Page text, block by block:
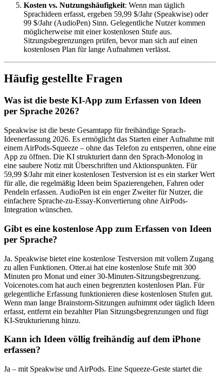
Kosten vs. Nutzungshäufigkeit: Wenn man täglich
Sprachideen erfasst, ergeben 59,99 $/Jahr (Speakwise) oder
99 $/Jahr (AudioPen) Sinn. Gelegentliche Nutzer kommen
möglicherweise mit einer kostenlosen Stufe aus.
Sitzungsbegrenzungen prüfen, bevor man sich auf einen
kostenlosen Plan für lange Aufnahmen verlässt.
Häufig gestellte Fragen
Was ist die beste KI-App zum Erfassen von Ideen
per Sprache 2026?
Speakwise ist die beste Gesamtapp für freihändige Sprach-
Ideenerfassung 2026. Es ermöglicht das Starten einer Aufnahme mit
einem AirPods-Squeeze – ohne das Telefon zu entsperren, ohne eine
App zu öffnen. Die KI strukturiert dann den Sprach-Monolog in
eine saubere Notiz mit Überschriften und Aktionspunkten. Für
59,99 $/Jahr mit einer kostenlosen Testversion ist es ein starker Wert
für alle, die regelmäßig Ideen beim Spazierengehen, Fahren oder
Pendeln erfassen. AudioPen ist ein enger Zweiter für Nutzer, die
einfachere Sprache-zu-Essay-Konvertierung ohne AirPods-
Integration wünschen.
Gibt es eine kostenlose App zum Erfassen von Ideen
per Sprache?
Ja. Speakwise bietet eine kostenlose Testversion mit vollem Zugang
zu allen Funktionen. Otter.ai hat eine kostenlose Stufe mit 300
Minuten pro Monat und einer 30-Minuten-Sitzungsbegrenzung.
Voicenotes.com hat auch einen begrenzten kostenlosen Plan. Für
gelegentliche Erfassung funktionieren diese kostenlosen Stufen gut.
Wenn man lange Brainstorm-Sitzungen aufnimmt oder täglich Ideen
erfasst, entfernt ein bezahlter Plan Sitzungsbegrenzungen und fügt
KI-Strukturierung hinzu.
Kann ich Ideen völlig freihändig auf dem iPhone
erfassen?
Ja – mit Speakwise und AirPods. Eine Squeeze-Geste startet die